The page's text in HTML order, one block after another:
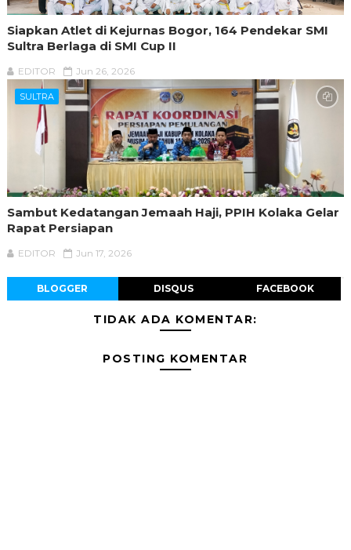
Siapkan Atlet di Kejurnas Bogor, 164 Pendekar SMI
Sultra Berlaga di SMI Cup II
EDITOR Jun 26, 2026
SULTRA
Sambut Kedatangan Jemaah Haji, PPIH Kolaka Gelar
Rapat Persiapan
EDITOR Jun 17, 2026
BLOGGER DISQUS FACEBOOK
TIDAK ADA KOMENTAR:
POSTING KOMENTAR